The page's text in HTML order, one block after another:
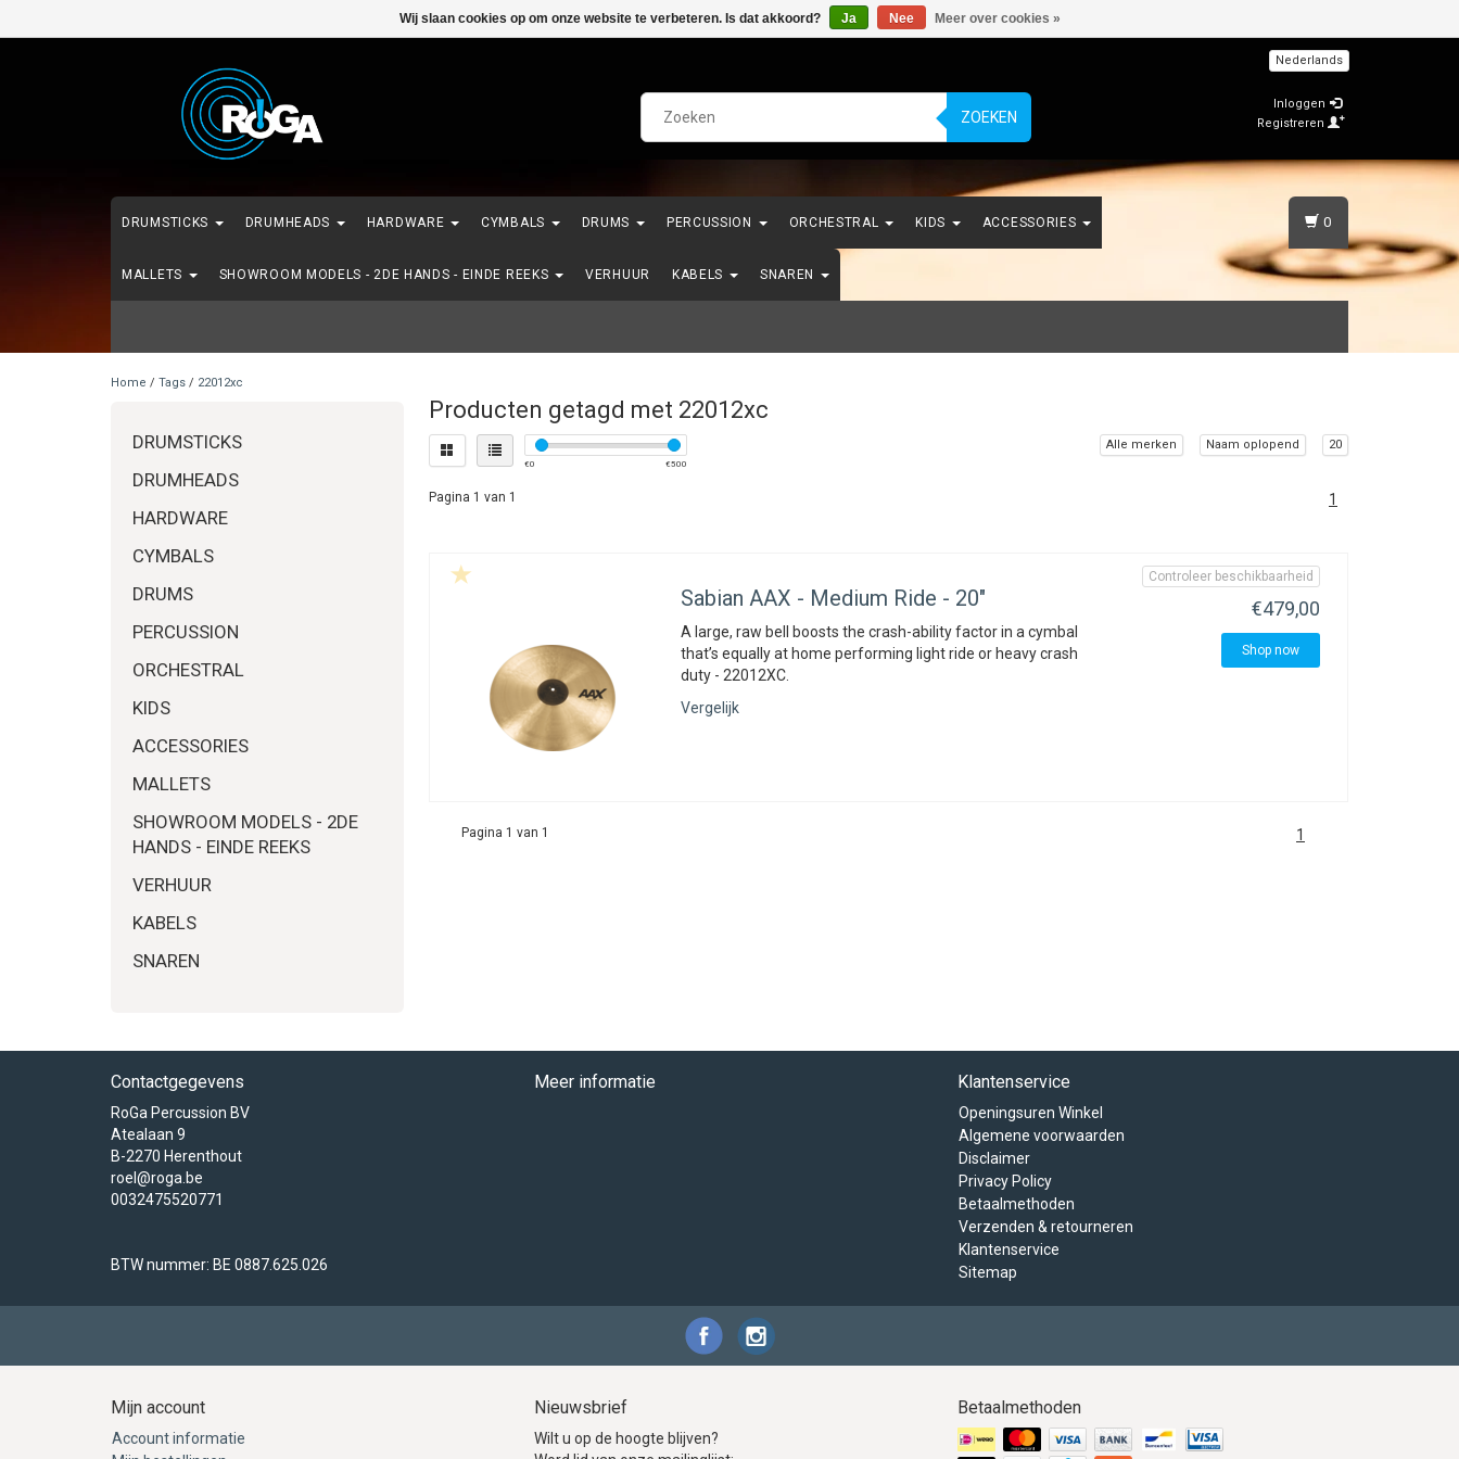
ZOEKEN
Nederlands
Inloggen
Registreren
DRUMSTICKS DRUMHEADS HARDWARE CYMBALS DRUMS PERCUSSION ORCHESTRAL KIDS ACCESSORIES
MALLETS SHOWROOM MODELS - 2DE HANDS - EINDE REEKS VERHUUR KABELS SNAREN
0
Home / Tags / 22012xc
DRUMSTICKS
DRUMHEADS
HARDWARE
CYMBALS
DRUMS
PERCUSSION
ORCHESTRAL
KIDS
ACCESSORIES
MALLETS
SHOWROOM MODELS - 2DE
HANDS - EINDE REEKS
VERHUUR
KABELS
SNAREN
Producten getagd met 22012xc
€0 €500
Alle merken Naam oplopend 20
Pagina 1 van 1 1
Sabian AAX - Medium Ride - 20"
A large, raw bell boosts the crash-ability factor in a cymbal
that’s equally at home performing light ride or heavy crash
duty - 22012XC.
Vergelijk
Controleer beschikbaarheid
€479,00
Shop now
Pagina 1 van 1 1
Contactgegevens
RoGa Percussion BV
Atealaan 9
B-2270 Herenthout
roel@roga.be
0032475520771
BTW nummer: BE 0887.625.026
Meer informatie Klantenservice
Openingsuren Winkel
Algemene voorwaarden
Disclaimer
Privacy Policy
Betaalmethoden
Verzenden & retourneren
Klantenservice
Sitemap
Mijn account
Account informatie
Nieuwsbrief
Wilt u op de hoogte blijven?
Betaalmethoden
Wij slaan cookies op om onze website te verbeteren. Is dat akkoord? Ja Nee Meer over cookies »